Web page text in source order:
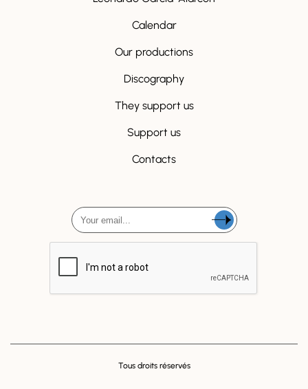
Calendar
Our productions
Discography
They support us
Support us
Contacts
Tous droits réservés